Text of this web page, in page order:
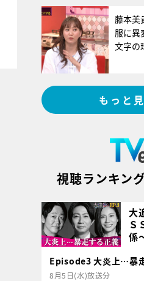
藤本美
服に
文字の
もっと
視聴ランキン
大
Ｓ
係
Episode3 大炎上…暴
8月5日(水)放送分